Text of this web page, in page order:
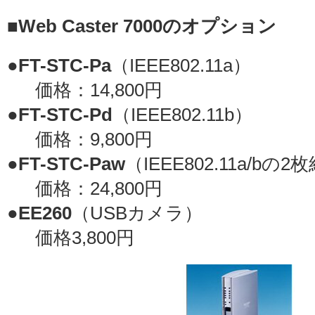
■Web Caster 7000のオプション
●FT-STC-Pa（IEEE802.11a）
価格：14,800円
●FT-STC-Pd （IEEE802.11b）
価格：9,800円
●FT-STC-Paw（IEEE802.11a/bの2枚
価格：24,800円
●EE260 （USBカメラ）
価格3,800円